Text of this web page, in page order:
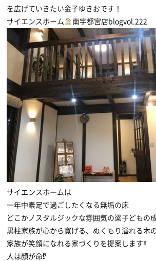
を広げていきたい金子ゆきおです！
サイエンスホーム
南宇都宮店blogvol.222
サイエンスホームは
一年中素足で過ごしたくなる無垢の床
どこかノスタルジックな雰囲気の梁子どもの
黒柱家族が心から寛げる、ぬくもり溢れる木
家族が笑顔になれる家づくりを提案します‼
人は顔が命⁉